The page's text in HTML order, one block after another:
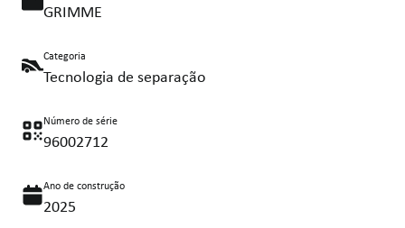
GRIMME
Categoria
Tecnologia de separação
Número de série
96002712
Ano de construção
2025